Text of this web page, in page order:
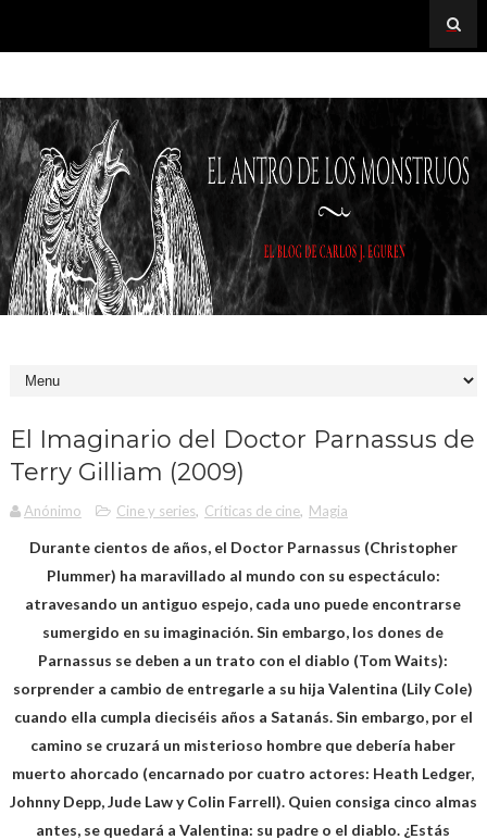
El Imaginario del Doctor Parnassus de
Terry Gilliam (2009)
Anónimo Cine y series, Críticas de cine, Magia
Durante cientos de años, el Doctor Parnassus (Christopher
Plummer) ha maravillado al mundo con su espectáculo:
atravesando un antiguo espejo, cada uno puede encontrarse
sumergido en su imaginación. Sin embargo, los dones de
Parnassus se deben a un trato con el diablo (Tom Waits):
sorprender a cambio de entregarle a su hija Valentina (Lily Cole)
cuando ella cumpla dieciséis años a Satanás. Sin embargo, por el
camino se cruzará un misterioso hombre que debería haber
muerto ahorcado (encarnado por cuatro actores: Heath Ledger,
Johnny Depp, Jude Law y Colin Farrell). Quien consiga cinco almas
antes, se quedará a Valentina: su padre o el diablo. ¿Estás